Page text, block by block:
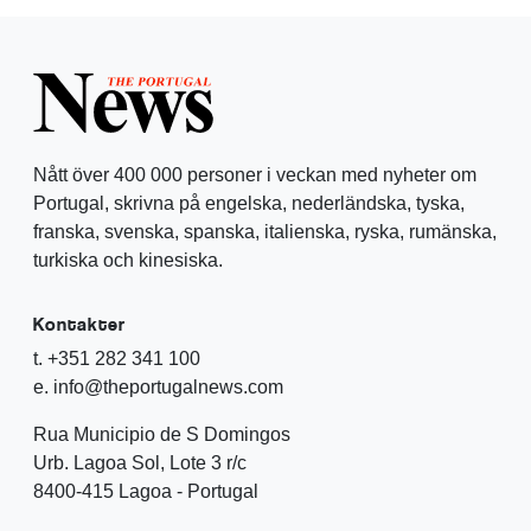
Nått över 400 000 personer i veckan med nyheter om
Portugal, skrivna på engelska, nederländska, tyska,
franska, svenska, spanska, italienska, ryska, rumänska,
turkiska och kinesiska.
Kontakter
t. +351 282 341 100
e. info@theportugalnews.com
Rua Municipio de S Domingos
Urb. Lagoa Sol, Lote 3 r/c
8400-415 Lagoa - Portugal